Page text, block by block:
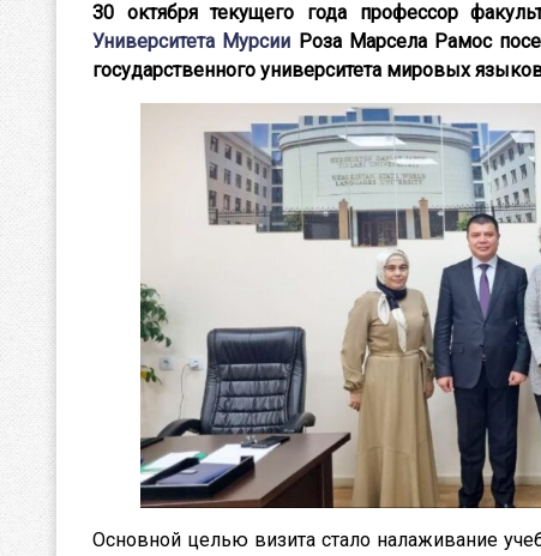
30 октября текущего года профессор
Университета Мурсии Роза Марсела Рамос
государственного университета мировых
Основной целью визита стало налаживание